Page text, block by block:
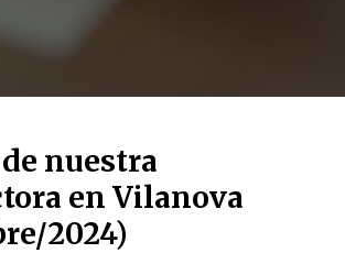
nuestra
en Vilanova
2024)